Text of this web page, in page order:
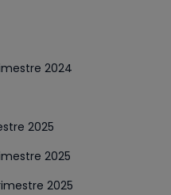
2024
2025
2025
2025